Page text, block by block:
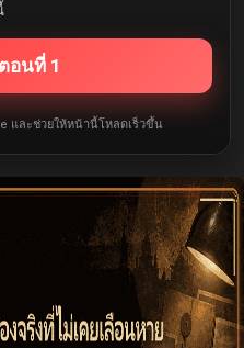
อนที่ 1
และช่วยให้หน้านี้โหลดเร็วขึ้น